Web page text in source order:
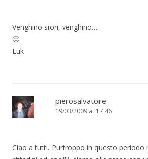
Venghino siori, venghino….
🙂
Luk
pierosalvatore
19/03/2009 at 17:46
Ciao a tutti. Purtroppo in questo periodo